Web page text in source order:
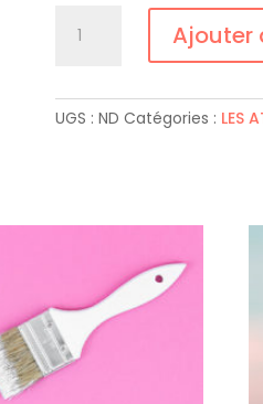
Ajouter
UGS : ND Catégories : LES